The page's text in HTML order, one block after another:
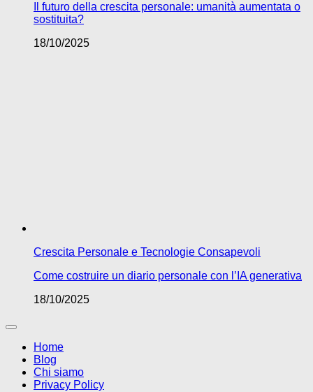
Il futuro della crescita personale: umanità aumentata o
sostituita?
18/10/2025
Crescita Personale e Tecnologie Consapevoli
Come costruire un diario personale con l’IA generativa
18/10/2025
Home
Blog
Chi siamo
Privacy Policy